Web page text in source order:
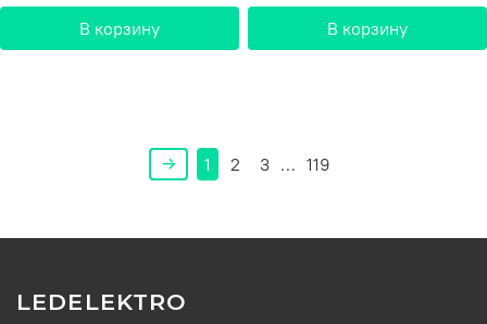
В корзину В корзину
1 2 3 … 119
LEDELEKTRO